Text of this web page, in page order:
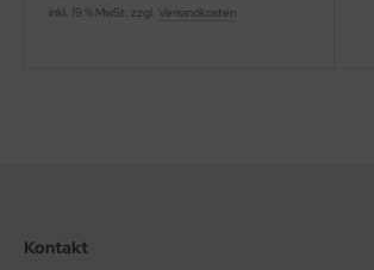
inkl. 19 % MwSt. zzgl. Versandkosten
Kontakt